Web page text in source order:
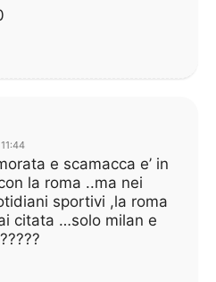
e scamacca e’ in
la roma ..ma nei
sportivi ,la roma
citata …solo milan e